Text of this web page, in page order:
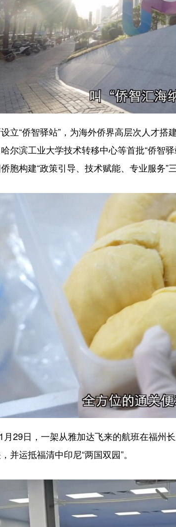
“侨智驿站”，为海外侨界高层次人才搭
尔滨工业大学技术转移中心等首批“侨智
胞构建“政策引导、技术赋能、专业服务”
日，一架从雅加达飞来的航班在福州长
并运抵福清中印尼“两国双园”。